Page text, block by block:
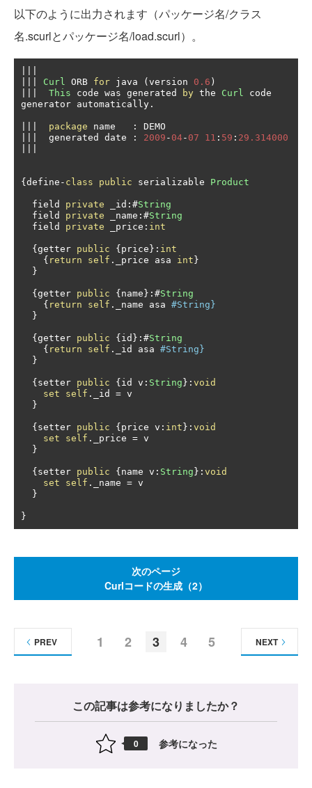
以下のように出力されます（パッケージ名/クラス
名.scurlとパッケージ名/load.scurl）。
Curl ORB for java ( version 0.6 )
This code was generated by the Curl code
generator automatically .
package name :
  generated date
: 2009 - 04- 07 11 : 59 : 29.314000
{ define - class public serializable Product
  field
private _id :#String
  field
private _name :#String
  field
private _price : int
{ getter public { price }: int
{ return self . _price asa int }
}
{ getter public { name }:#String
{ return self . _name asa #String}
}
{ getter public { id }:#String
{ return self . _id asa #String}
}
{ setter public { id v : String }: void
set
self . _id = v
}
{ setter public { price v : int }: void
set
self . _price = v
}
{ setter public { name v : String }: void
set
self . _name = v
}
}
次のページ
Curlコードの生成（2）
1 2 3 4 5
PREV NEXT
この記事は参考になりましたか？
0 参考になった